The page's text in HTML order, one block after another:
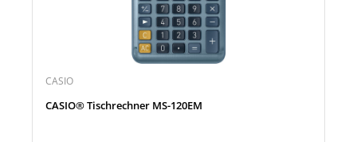
CASIO
CASIO® Tischrechner MS-120EM